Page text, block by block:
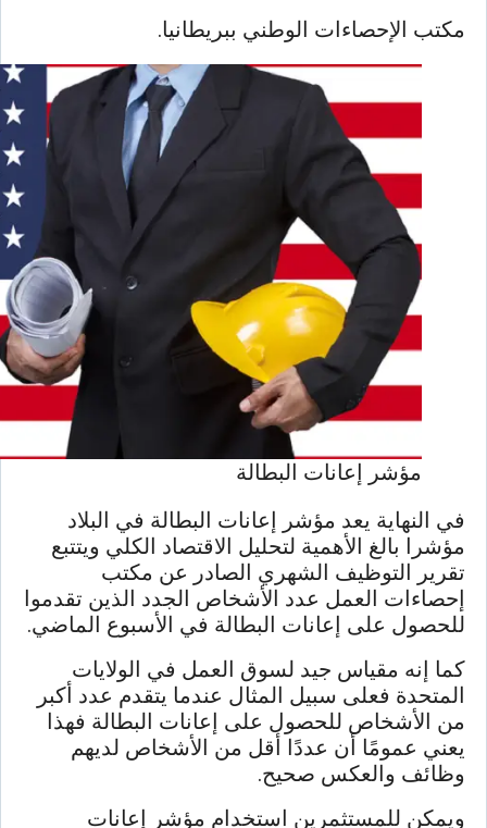
مكتب الإحصاءات الوطني ببريطانيا.
مؤشر إعانات البطالة
في النهاية يعد مؤشر إعانات البطالة في البلاد
مؤشرا بالغ الأهمية لتحليل الاقتصاد الكلي ويتتبع
تقرير التوظيف الشهري الصادر عن مكتب
إحصاءات العمل عدد الأشخاص الجدد الذين تقدموا
للحصول على إعانات البطالة في الأسبوع الماضي.
كما إنه مقياس جيد لسوق العمل في الولايات
المتحدة فعلى سبيل المثال عندما يتقدم عدد أكبر
من الأشخاص للحصول على إعانات البطالة فهذا
يعني عمومًا أن عددًا أقل من الأشخاص لديهم
وظائف والعكس صحيح.
ويمكن للمستثمرين استخدام مؤشر إعانات